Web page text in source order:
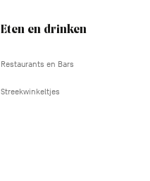
Eten en drinken
Restaurants en Bars
Streekwinkeltjes